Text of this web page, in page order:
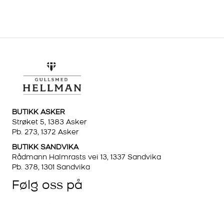
BUTIKK ASKER
Strøket 5, 1383 Asker
Pb. 273, 1372 Asker
BUTIKK SANDVIKA
Rådmann Halmrasts vei 13, 1337 Sandvika
Pb. 378, 1301 Sandvika
Følg oss på